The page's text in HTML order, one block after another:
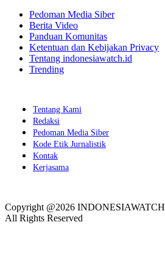
Pedoman Media Siber
Berita Video
Panduan Komunitas
Ketentuan dan Kebijakan Privacy
Tentang indonesiawatch.id
Trending
Tentang Kami
Redaksi
Pedoman Media Siber
Kode Etik Jurnalistik
Kontak
Kerjasama
Copyright @2026 INDONESIAWATCH
All Rights Reserved